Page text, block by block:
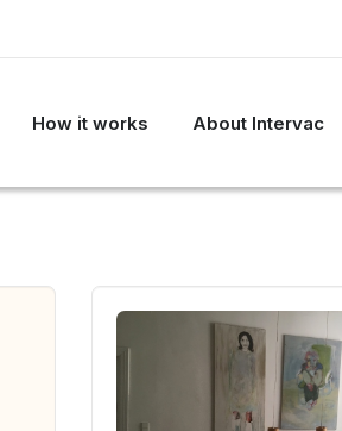
How it works About Intervac